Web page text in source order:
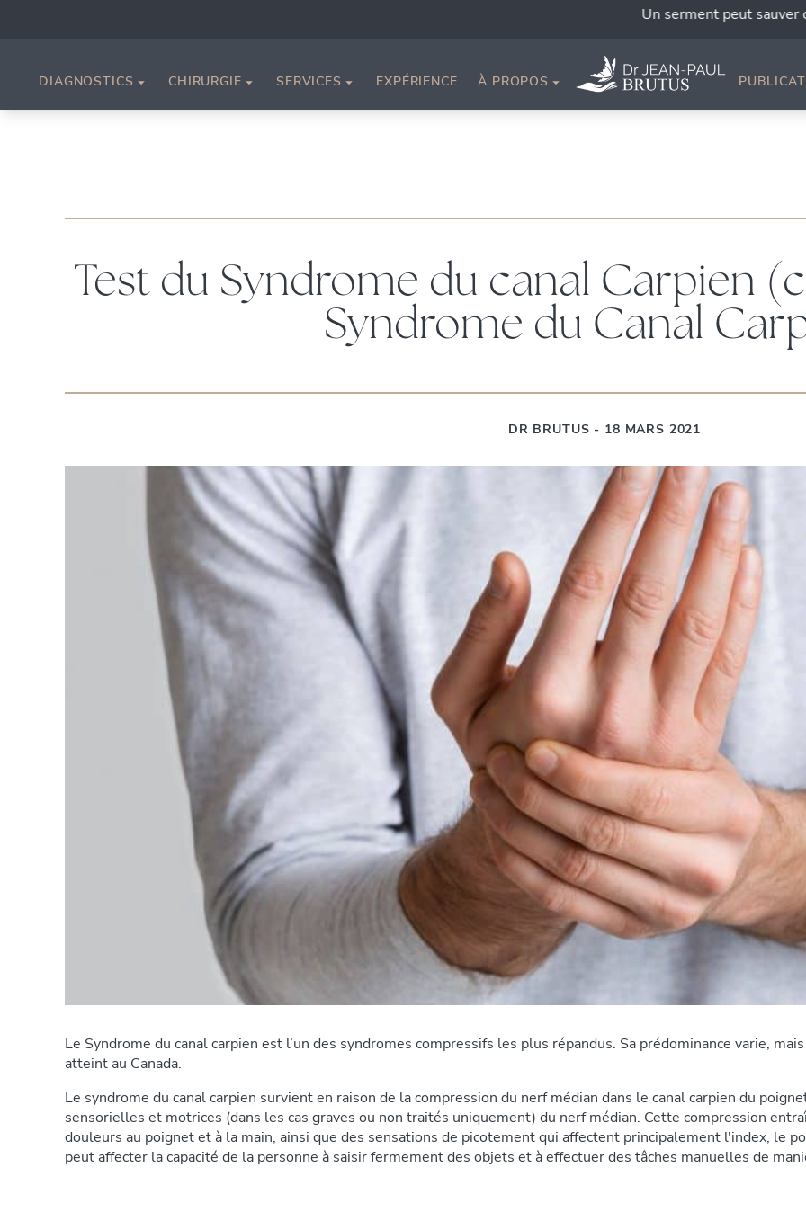
Un serment peut sauver des
DIAGNOSTICS CHIRURGIE SERVICES EXPÉRIENCE À PROPOS
Test du Syndrome du canal Carpien
Syndrome du Canal
DR BRUTUS - 18 MARS 2021
Le Syndrome du canal carpien est l’un des syndromes compressifs les plus répandus. Sa prédominance varie,
atteint au Canada.
Le syndrome du canal carpien survient en raison de la compression du nerf médian dans le canal carpien du
sensorielles et motrices (dans les cas graves ou non traités uniquement) du nerf médian. Cette compression
douleurs au poignet et à la main, ainsi que des sensations de picotement qui affectent principalement l'index, le
peut affecter la capacité de la personne à saisir fermement des objets et à effectuer des tâches manuelles de